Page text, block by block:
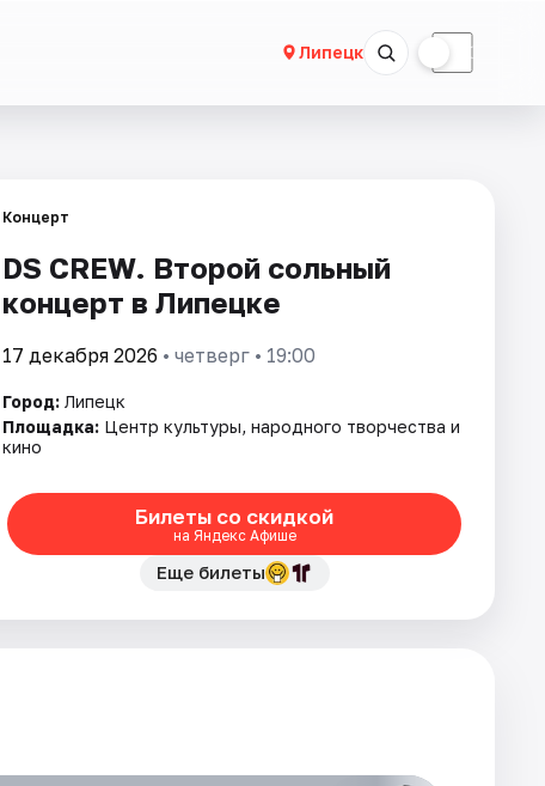
Липецк ☾
Концерт
DS CREW. Второй сольный
концерт в Липецке
17 декабря 2026 • четверг • 19:00
Город: Липецк
Площадка: Центр культуры, народного творчества и
кино
Билеты со скидкой
на Яндекс Афише
Еще билеты